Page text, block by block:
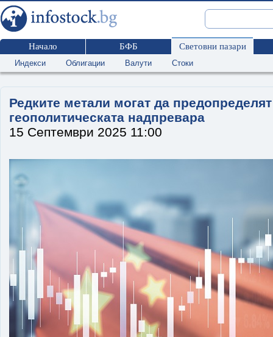
Начало БФБ Световни пазари
Индекси Облигации Валути Стоки
Редките метали могат да
геополитическата надпревара
15 Септември 2025 11:00